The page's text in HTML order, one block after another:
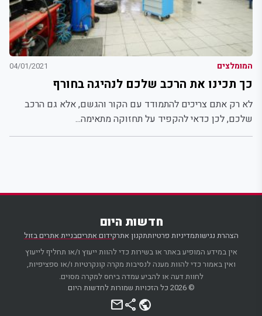
המומלצים 04/01/2021
כך תכינו את הרכב שלכם לנהיגה בחורף
לא רק אתם צריכים להתמודד עם הקור והגשם, אלא גם הרכב
שלכם, לכן כדאי להקפיד על תחזוקה מתאימה...
חדשות היום
הצהרת נגישותמדיניות פרטיותתקנון אתרקידום אתריםבניית אתרים בזול
אין במידע המופיע באתר או בשירות כדי להוות ייעוץ ו/או תחליף לייעוץ
ואין באמור כדי להוות מענה לנסיבות מקרה קונקרטיות ו/או ספציפיות,
לחוות דעה או להביע עמדה ביחס למקרה מסוים.
© 2026 כל הזכויות שמורות לחדשות היום
public
share
mail